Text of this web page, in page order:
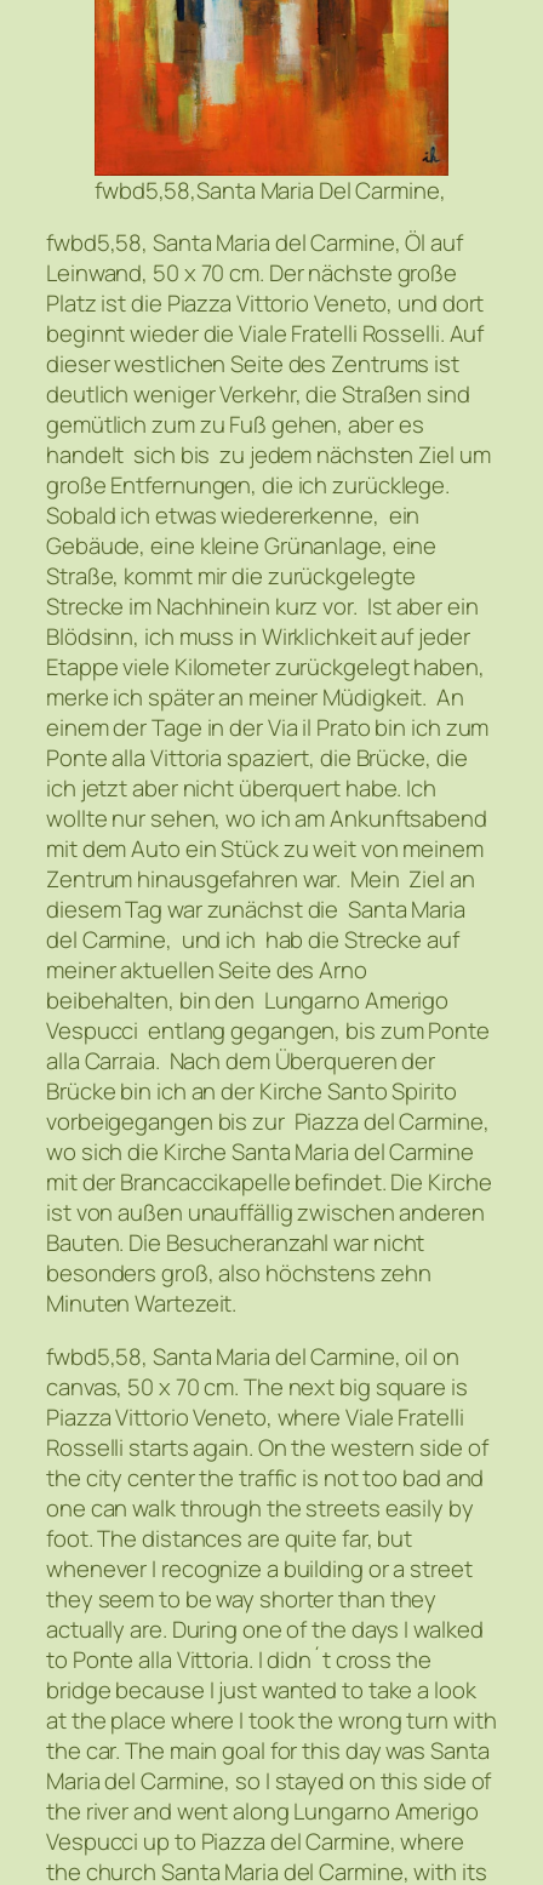
fwbd5,58,Santa Maria Del Carmine,
fwbd5,58, Santa Maria del Carmine, Öl auf
Leinwand, 50 x 70 cm. Der nächste große
Platz ist die Piazza Vittorio Veneto, und dort
beginnt wieder die Viale Fratelli Rosselli. Auf
dieser westlichen Seite des Zentrums ist
deutlich weniger Verkehr, die Straßen sind
gemütlich zum zu Fuß gehen, aber es
handelt sich bis zu jedem nächsten Ziel um
große Entfernungen, die ich zurücklege.
Sobald ich etwas wiedererkenne, ein
Gebäude, eine kleine Grünanlage, eine
Straße, kommt mir die zurückgelegte
Strecke im Nachhinein kurz vor. Ist aber ein
Blödsinn, ich muss in Wirklichkeit auf jeder
Etappe viele Kilometer zurückgelegt haben,
merke ich später an meiner Müdigkeit. An
einem der Tage in der Via il Prato bin ich zum
Ponte alla Vittoria spaziert, die Brücke, die
ich jetzt aber nicht überquert habe. Ich
wollte nur sehen, wo ich am Ankunftsabend
mit dem Auto ein Stück zu weit von meinem
Zentrum hinausgefahren war. Mein Ziel an
diesem Tag war zunächst die Santa Maria
del Carmine, und ich hab die Strecke auf
meiner aktuellen Seite des Arno
beibehalten, bin den Lungarno Amerigo
Vespucci entlang gegangen, bis zum Ponte
alla Carraia. Nach dem Überqueren der
Brücke bin ich an der Kirche Santo Spirito
vorbeigegangen bis zur Piazza del Carmine,
wo sich die Kirche Santa Maria del Carmine
mit der Brancaccikapelle befindet. Die Kirche
ist von außen unauffällig zwischen anderen
Bauten. Die Besucheranzahl war nicht
besonders groß, also höchstens zehn
Minuten Wartezeit.
fwbd5,58, Santa Maria del Carmine, oil on
canvas, 50 x 70 cm. The next big square is
Piazza Vittorio Veneto, where Viale Fratelli
Rosselli starts again. On the western side of
the city center the traffic is not too bad and
one can walk through the streets easily by
foot. The distances are quite far, but
whenever I recognize a building or a street
they seem to be way shorter than they
actually are. During one of the days I walked
to Ponte alla Vittoria. I didn´t cross the
bridge because I just wanted to take a look
at the place where I took the wrong turn with
the car. The main goal for this day was Santa
Maria del Carmine, so I stayed on this side of
the river and went along Lungarno Amerigo
Vespucci up to Piazza del Carmine, where
the church Santa Maria del Carmine, with its